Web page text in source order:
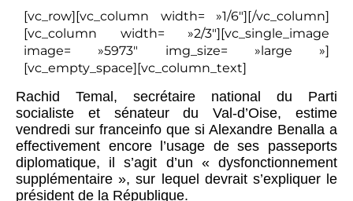
[vc_row][vc_column width= »1/6″][/vc_column]
[vc_column width= »2/3″][vc_single_image
image= »5973″ img_size= »large »]
[vc_empty_space][vc_column_text]
Rachid Temal, secrétaire national du Parti
socialiste et sénateur du Val-d’Oise, estime
vendredi sur franceinfo que si Alexandre Benalla a
effectivement encore l’usage de ses passeports
diplomatique, il s’agit d’un « dysfonctionnement
supplémentaire », sur lequel devrait s’expliquer le
président de la République.